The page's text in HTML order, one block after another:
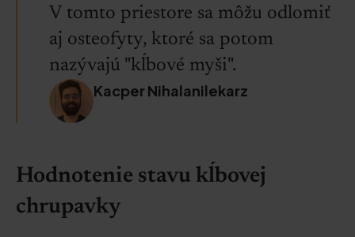
V tomto priestore sa môžu odlomiť
aj osteofyty, ktoré sa potom
nazývajú "kĺbové myši".
Kacper Nihalanilekarz
Hodnotenie stavu kĺbovej
chrupavky